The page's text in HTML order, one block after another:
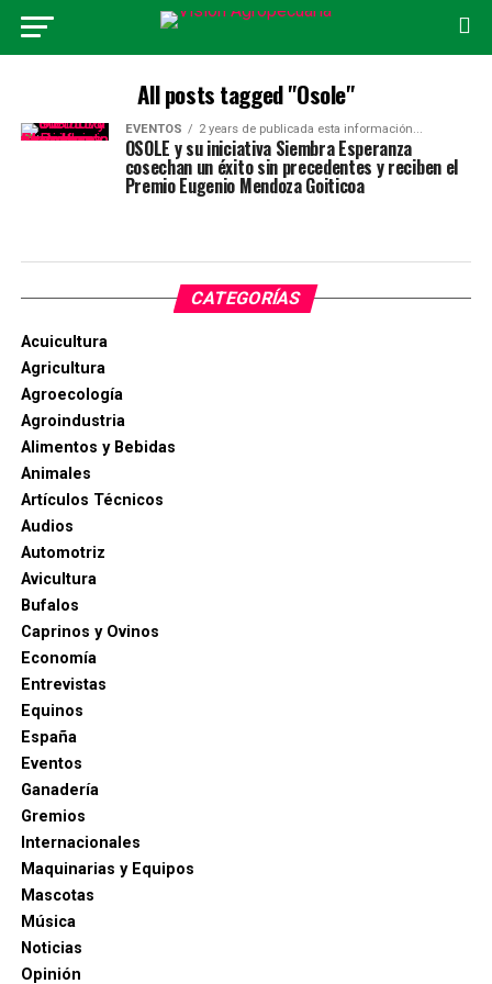
All posts tagged "Osole"
EVENTOS 2 years de publicada esta información...
OSOLE y su iniciativa Siembra Esperanza
cosechan un éxito sin precedentes y reciben el
Premio Eugenio Mendoza Goiticoa
CATEGORÍAS
Acuicultura
Agricultura
Agroecología
Agroindustria
Alimentos y Bebidas
Animales
Artículos Técnicos
Audios
Automotriz
Avicultura
Bufalos
Caprinos y Ovinos
Economía
Entrevistas
Equinos
España
Eventos
Ganadería
Gremios
Internacionales
Maquinarias y Equipos
Mascotas
Música
Noticias
Opinión